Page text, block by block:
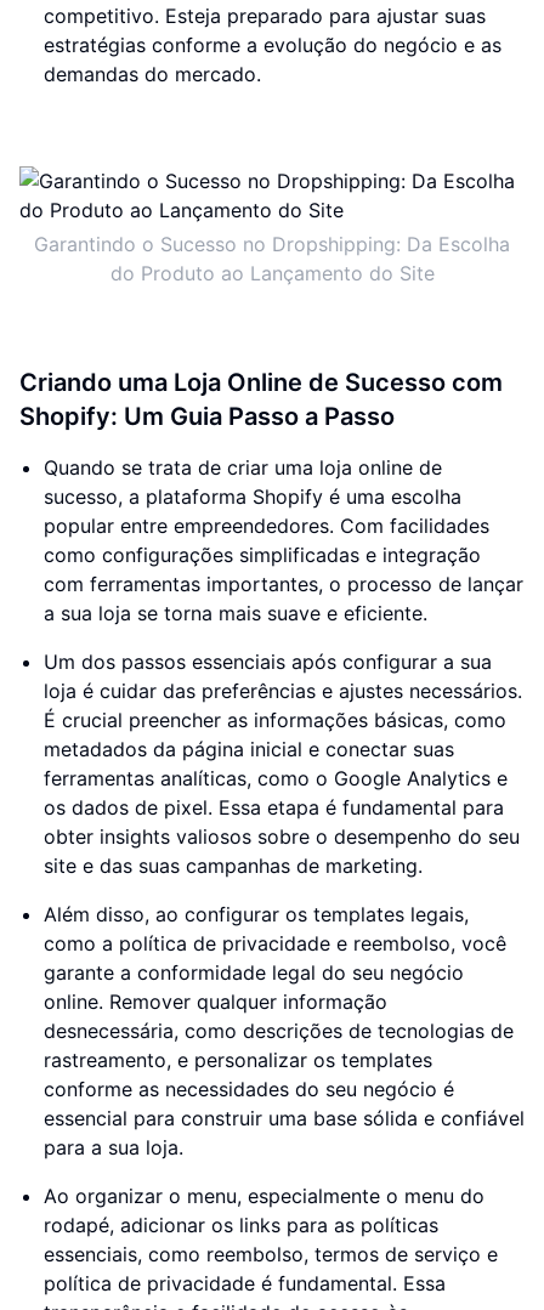
competitivo. Esteja preparado para ajustar suas
estratégias conforme a evolução do negócio e as
demandas do mercado.
Garantindo o Sucesso no Dropshipping: Da Escolha
do Produto ao Lançamento do Site
Criando uma Loja Online de Sucesso com
Shopify: Um Guia Passo a Passo
Quando se trata de criar uma loja online de
sucesso, a plataforma Shopify é uma escolha
popular entre empreendedores. Com facilidades
como configurações simplificadas e integração
com ferramentas importantes, o processo de lançar
a sua loja se torna mais suave e eficiente.
Um dos passos essenciais após configurar a sua
loja é cuidar das preferências e ajustes necessários.
É crucial preencher as informações básicas, como
metadados da página inicial e conectar suas
ferramentas analíticas, como o Google Analytics e
os dados de pixel. Essa etapa é fundamental para
obter insights valiosos sobre o desempenho do seu
site e das suas campanhas de marketing.
Além disso, ao configurar os templates legais,
como a política de privacidade e reembolso, você
garante a conformidade legal do seu negócio
online. Remover qualquer informação
desnecessária, como descrições de tecnologias de
rastreamento, e personalizar os templates
conforme as necessidades do seu negócio é
essencial para construir uma base sólida e confiável
para a sua loja.
Ao organizar o menu, especialmente o menu do
rodapé, adicionar os links para as políticas
essenciais, como reembolso, termos de serviço e
política de privacidade é fundamental. Essa